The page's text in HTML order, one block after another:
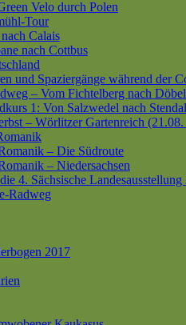
Velo durch Polen
Tour
Calais
nach Cottbus
und Spaziergänge während der
– Vom Fichtelberg nach
1: Von Salzwedel nach Stendal
– Wörlitzer Gartenreich
– Die Südroute
– Niedersachsen
4. Sächsische
Radweg
2017